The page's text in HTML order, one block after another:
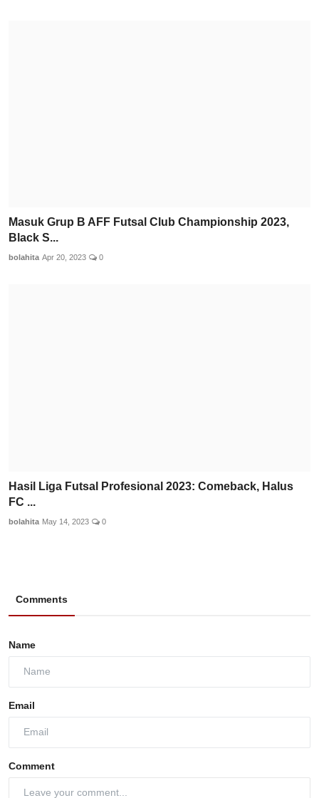
Masuk Grup B AFF Futsal Club Championship 2023,
Black S...
bolahita Apr 20, 2023 0
Hasil Liga Futsal Profesional 2023: Comeback, Halus
FC ...
bolahita May 14, 2023 0
Comments
Name
Email
Comment